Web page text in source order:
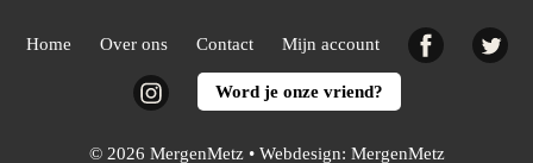
Home Over ons Contact Mijn account Facebook
InstagramWord je onze vriend?
© 2026 MergenMetz • Webdesign: MergenMetz